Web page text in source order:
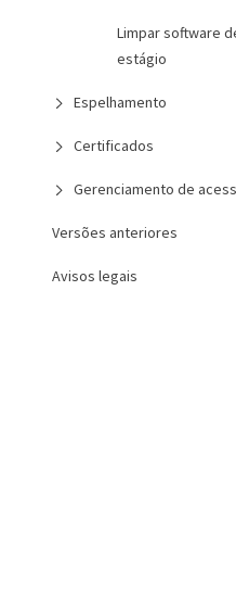
Limpar software
estágio
Espelhamento
Certificados
Gerenciamento de
Versões anteriores
Avisos legais